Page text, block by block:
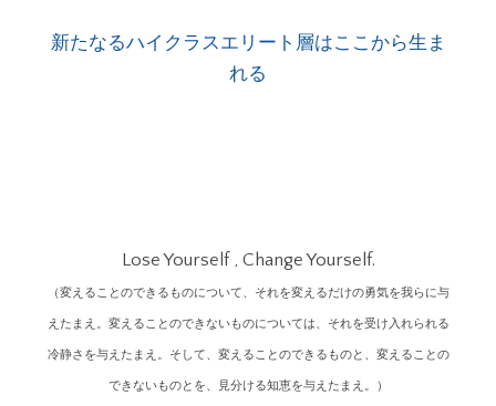
新たなるハイクラスエリート層はここから生ま
れる
Lose Yourself , Change Yourself.
（変えることのできるものについて、それを変えるだけの勇気を我らに与
えたまえ。変えることのできないものについては、それを受け入れられる
冷静さを与えたまえ。そして、変えることのできるものと、変えることの
できないものとを、見分ける知恵を与えたまえ。）